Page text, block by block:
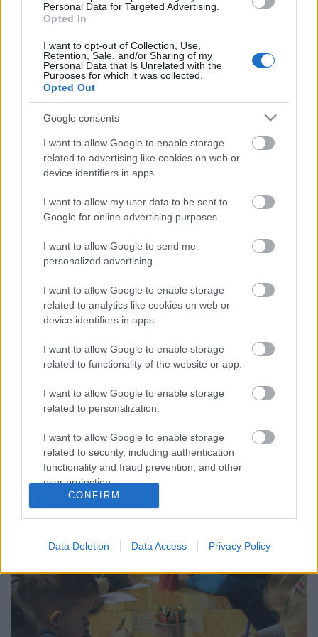
Personal Data for Targeted Advertising.
Opted In
I want to opt-out of Collection, Use,
Retention, Sale, and/or Sharing of my
Personal Data that Is Unrelated with the
Purposes for which it was collected.
Opted Out
Google consents
I want to allow Google to enable storage
related to advertising like cookies on web or
device identifiers in apps.
I want to allow my user data to be sent to
Google for online advertising purposes.
I want to allow Google to send me
personalized advertising.
I want to allow Google to enable storage
related to analytics like cookies on web or
device identifiers in apps.
I want to allow Google to enable storage
related to functionality of the website or app.
I want to allow Google to enable storage
related to personalization.
I want to allow Google to enable storage
related to security, including authentication
functionality and fraud prevention, and other
user protection.
CONFIRM
Data Deletion Data Access Privacy Policy
azoknak a gyerekeknek, akik jövő augusztus 31-ig
ötévesen járnak középső csoportba, és úgy fogják
elérni a hatéves kort, hogy nem voltak
nagycsoportosok?
Most cselekedj, ha még egy évig
oviban tartanád a gyereked!
November van, és még mindig nem tudni pontosan,
hogy az új szabályok szerint hogyan lehet majd
elérni, hogy a 6 éves gyereknek ne legyen kötelező
automatikusan iskolába mennie jövő
szeptemberben. A szabályokat még meg sem
alkották, az államtitkár épp csak megüzente őket.
Amit eddig tudunk, az…